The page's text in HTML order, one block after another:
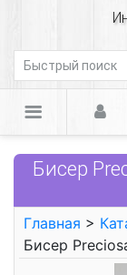
Бисер
Главная >
Бисер